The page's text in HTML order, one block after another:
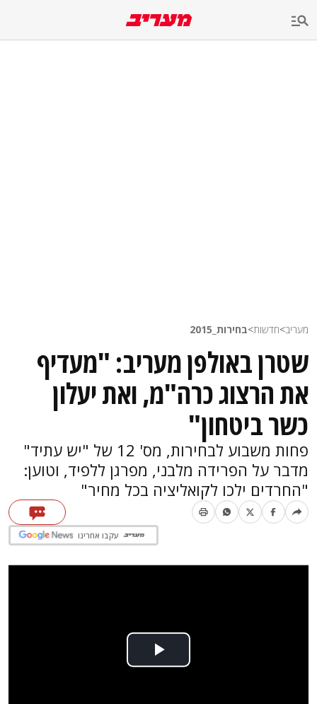
מעריב>חדשות>בחירות_2015
שטרן באולפן מעריב: "מעדיף
את הרצוג כרה"מ, ואת יעלון
כשר ביטחון"
פחות משבוע לבחירות, מס' 12 של "יש עתיד"
מדבר על הפרידה מלבני, מפרגן ללפיד, וטוען:
"החרדים ילכו לקואליציה בכל מחיר"
עקבו אחרינו